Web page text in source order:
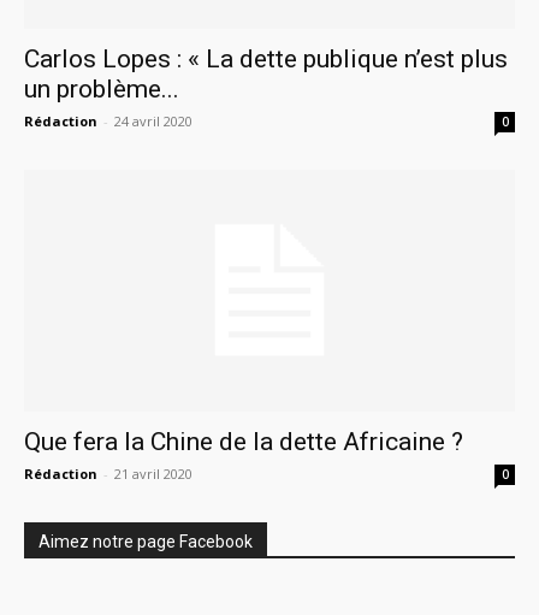
Carlos Lopes : « La dette publique n’est plus
un problème...
Rédaction - 24 avril 2020 0
Que fera la Chine de la dette Africaine ?
Rédaction - 21 avril 2020 0
Aimez notre page Facebook